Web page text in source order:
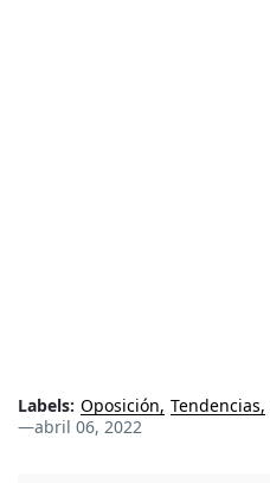
Labels: Oposición Tendencias
—abril 06, 2022